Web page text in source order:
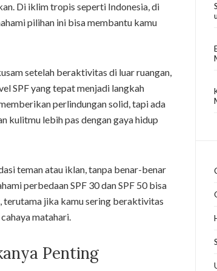
Di iklim tropis seperti Indonesia, di
pilihan ini bisa membantu kamu
setelah beraktivitas di luar ruangan,
SPF yang tepat menjadi langkah
perlindungan solid, tapi ada
kulitmu lebih pas dengan gaya hidup
teman atau iklan, tanpa benar-benar
perbedaan SPF 30 dan SPF 50 bisa
jika kamu sering beraktivitas
matahari.
Penting